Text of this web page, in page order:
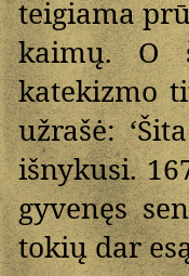
teigiama
kaimų. O
katekizmo
užrašė:
išnykusi.
gyvenęs
tokių dar